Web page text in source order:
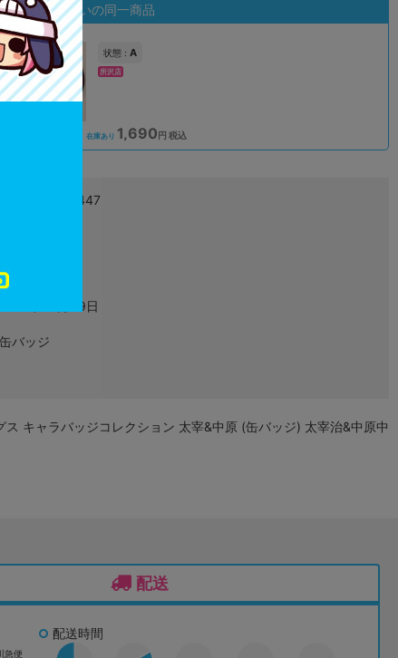
状態違いの同一商品
状態 : A
所沢店
在庫あり 1,690円 税込
4961524992447
グッズ
2017年03月09日
缶バッジ
キャラバッジコレクション 太宰&中原 (缶バッジ) 太宰治&中原中
配送
急便
配送時間